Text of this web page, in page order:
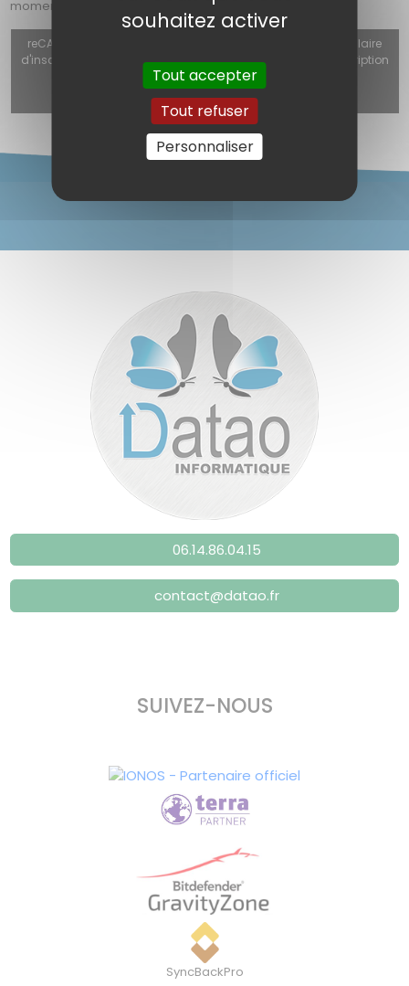
moment, les nouveautés et nos actualités.
reCAPTCHA v3 (Autorisation obligatoire pour utiliser le formulaire
d'inscription, le formulaire de contact ou le formulaire d'inscription
à la newsletter) est désactivé. Autoriser
06.14.86.04.15
contact@datao.fr
SUIVEZ-NOUS
SyncBackPro
souhaitez activer
Tout accepter
Tout refuser
Personnaliser